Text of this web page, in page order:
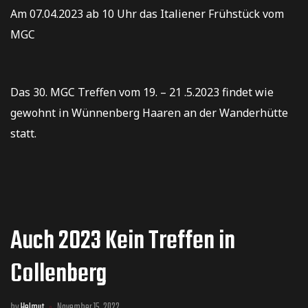
Am 07.04.2023 ab 10 Uhr das Italiener Frühstück vom
MGC
Das 30. MGC Treffen vom 19. – 21 .5.2023 findet wie
gewohnt in Wünnenberg Haaren an der Wanderhütte
statt.
Auch 2023 Kein Treffen in
Collenberg